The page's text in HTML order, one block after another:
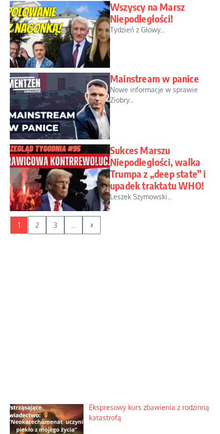
Wszyscy na Marsz
Niepodległości!
Tydzień z Głowy...
Mainstream w panice
Nowe informacje w sprawie
Ziobry...
Sukces Marszu
Niepodległości, walka
Trumpa z „deep state” i
upadek traktatu WHO!
Leszek Szymowski...
1 2 3
Ekspresowy kurs zbawienia z rodzinną
katastrofą